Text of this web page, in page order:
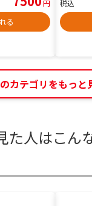
円
る
税込
カテゴリをもっと
た人はこん